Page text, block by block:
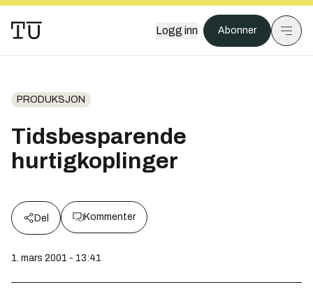
Logg inn Abonner
PRODUKSJON
Tidsbesparende
hurtigkoplinger
Del Kommenter
1. mars 2001 - 13:41